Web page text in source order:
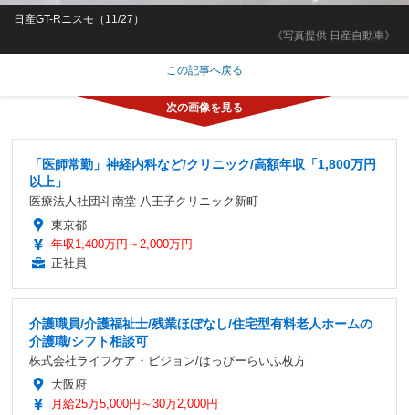
《写真提供 日産自動車》
日産GT-Rニスモ（11/27）
この記事へ戻る
「医師常勤」神経内科など/クリニック/高額年収「1,800万円
以上」
医療法人社団斗南堂 八王子クリニック新町
東京都
年収1,400万円～2,000万円
正社員
介護職員/介護福祉士/残業ほぼなし/住宅型有料老人ホームの
介護職/シフト相談可
株式会社ライフケア・ビジョン/はっぴーらいふ枚方
大阪府
月給25万5,000円～30万2,000円